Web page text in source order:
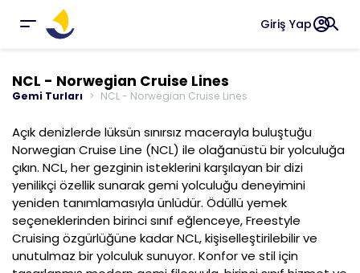
Giriş Yapaccount_circlesearch
NCL - Norwegian Cruise Lines
Gemi Turları NCL - Norwegian Cruise Lines
Açık denizlerde lüksün sınırsız macerayla buluştuğu
Norwegian Cruise Line (NCL) ile olağanüstü bir yolculuğa
çıkın. NCL, her gezginin isteklerini karşılayan bir dizi
yenilikçi özellik sunarak gemi yolculuğu deneyimini
yeniden tanımlamasıyla ünlüdür. Ödüllü yemek
seçeneklerinden birinci sınıf eğlenceye, Freestyle
Cruising özgürlüğüne kadar NCL, kişiselleştirilebilir ve
unutulmaz bir yolculuk sunuyor. Konfor ve stil için